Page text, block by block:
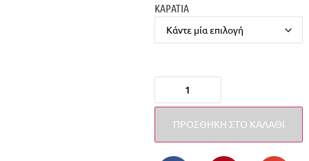
ΚΑΡΑΤΙΑ
ΠΡΟΣΘΉΚΗ ΣΤΟ ΚΑΛΆΘΙ